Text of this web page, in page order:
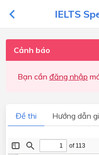
IELTS
Cảnh báo
Bạn cần đăng nhập
Đề thi Hướng dẫn